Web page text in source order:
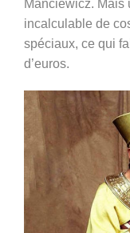
Manciewicz. Mais
incalculable de
spéciaux, ce qui
d’euros.